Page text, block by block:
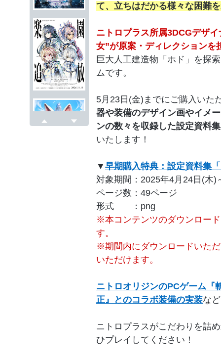
て、立ちはだかる様々な困難
ニトロプラス所属3DCGデザ
女”が原案・ディレクションを
巨大人工建造物「ホド」を探
ムです。
5月23日(金)までにご購入いた
器や装備のデザイン画やイメ
ンの数々を収録した設定資料
いたします！
▼ 早期購入特典：設定資料集
対象期間：2025年4月24日(木)
ページ数：49ページ
形式 ：png
※本コンテンツのダウンロー
す。
※期間内にダウンロードいた
いただけます。
ニトロオリジンのPCゲーム『
正』とのコラボ装備の実装な
ニトロプラスがこだわりを詰
ひプレイしてください！